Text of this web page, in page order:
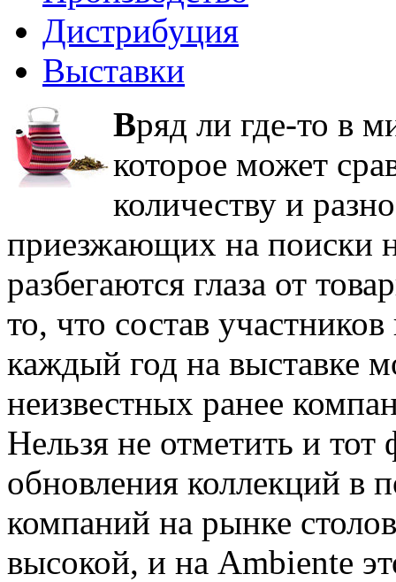
Дистрибуция
Выставки
Вряд ли где-то в
которое может
количеству и
приезжающих на поиски
разбегаются глаза от
то, что состав
каждый год на выставке
неизвестных ранее
Нельзя не отметить и тот
обновления коллекций в
компаний на рынке
высокой, и на Ambiente